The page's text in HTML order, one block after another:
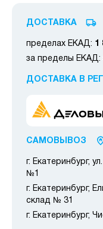
ДОСТАВКА
пределах ЕКАД: 1
за пределы ЕКАД:
ДОСТАВКА В
САМОВЫВОЗ
г. Екатеринбург,
№1
г. Екатеринбург,
склад № 31
г. Екатеринбург,